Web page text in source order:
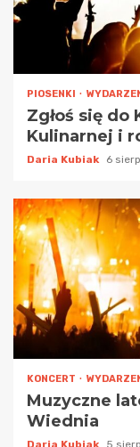
PIOSENKI
Zgłoś się do
Kulinarnej i
Daria Kubiak 6
KONCERT
Muzyczne
Wiednia
Daria Kubiak 5